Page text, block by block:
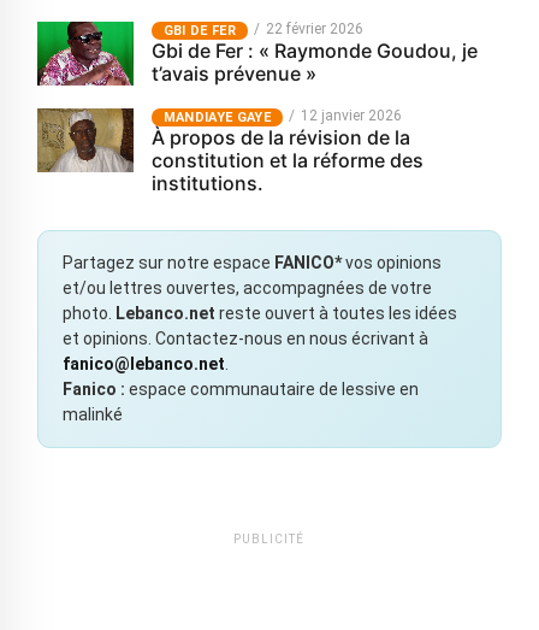
GBI DE FER 22 février 2026
Gbi de Fer : « Raymonde Goudou, je
t’avais prévenue »
MANDIAYE GAYE 12 janvier 2026
À propos de la révision de la
constitution et la réforme des
institutions.
Partagez sur notre espace FANICO*vos opinions
et/ou lettres ouvertes, accompagnées de votre
photo.
Lebanco.net reste ouvert à toutes les idées
et opinions. Contactez-nous en nous écrivant à
fanico@lebanco.net
Fanico : espace communautaire de lessive en
malinké
PUBLICITÉ